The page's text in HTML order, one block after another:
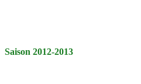
Saison 2012-2013